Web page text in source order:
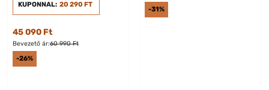
KUPONNAL: 20 290 FT
45 090 Ft
Bevezető ár:60 990 Ft
-26%
-31%